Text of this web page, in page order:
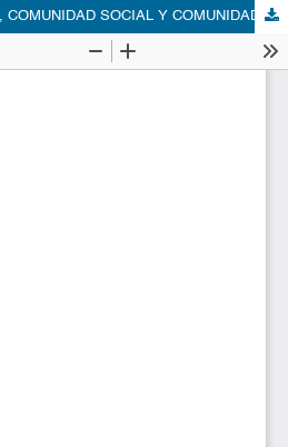
COMUNIDAD COLONIAL, COMUNIDAD SOCIAL Y COMUNIDAD NEOLIBERAL: FORMAS HISTÓRICAS DE LA COMUNIDAD AGRARIA EN MÉXICO